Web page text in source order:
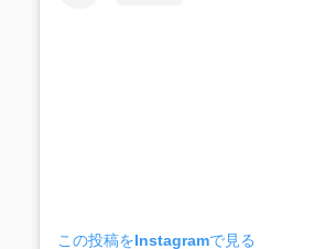
この投稿をInstagramで見る